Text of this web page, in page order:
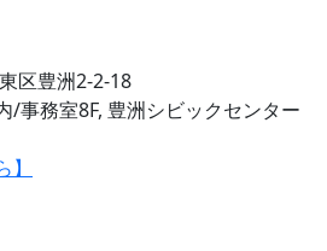
区豊洲2-2-18
/事務室8F, 豊洲シビックセンター